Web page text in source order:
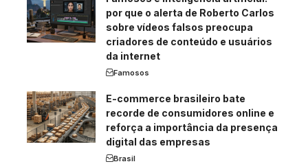
por que o alerta de Roberto Carlos
sobre vídeos falsos preocupa
criadores de conteúdo e usuários
da internet
Famosos
E-commerce brasileiro bate
recorde de consumidores online e
reforça a importância da presença
digital das empresas
Brasil